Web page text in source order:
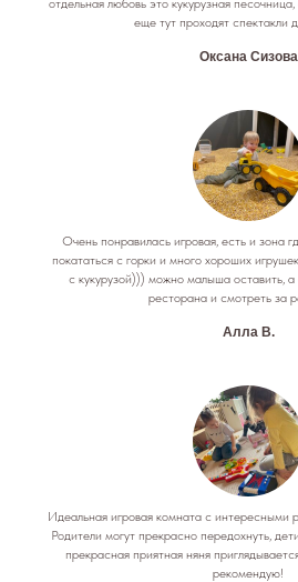
отдельная любовь это кукурузная
еще тут проходят спектакли
Оксана Сизова
Очень понравилась игровая, есть и зона
покататься с горки и много хороших
с кукурузой))) можно малыша оставить,
ресторана и смотреть за
Алла В.
Идеальная игровая комната с интересными
Родители могут прекрасно передохнуть,
прекрасная приятная няня
рекомендую!